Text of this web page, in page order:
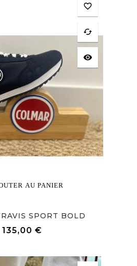
AU PANIER
favorite_border
cached
visibility
SPORT BOLD
135,00 €